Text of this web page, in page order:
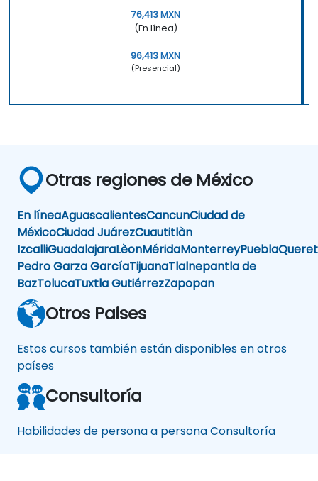
76,413 MXN
(En línea)
96,413 MXN
(Presencial)
Otras regiones de México
En líneaAguascalientesCancunCiudad de
MéxicoCiudad JuárezCuautitlàn
IzcalliGuadalajaraLèonMéridaMonterreyPuebla
Pedro Garza GarcíaTijuanaTlalnepantla de
BazTolucaTuxtla GutiérrezZapopan
Otros Paises
Estos cursos también están disponibles en otros
países
Consultoría
Habilidades de persona a persona Consultoría